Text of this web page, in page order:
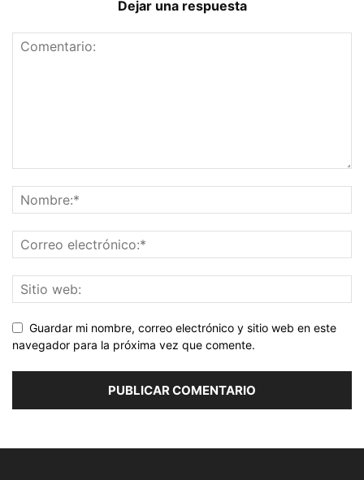
Dejar una respuesta
Guardar mi nombre, correo electrónico y sitio web en este
navegador para la próxima vez que comente.